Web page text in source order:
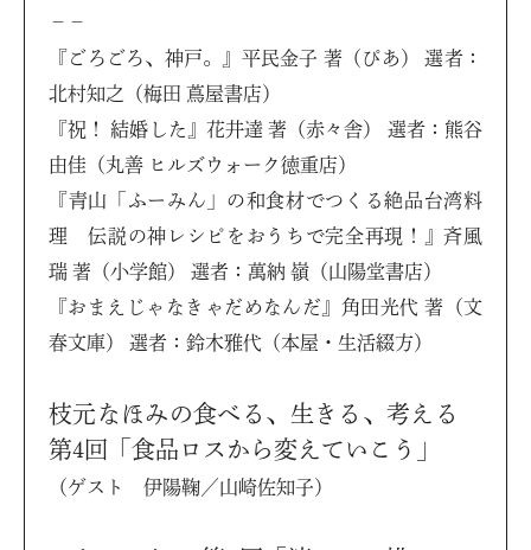
－－
『ごろごろ、神戸。』平民金子 著（ぴあ） 選者：
北村知之（梅田 蔦屋書店）
『祝！ 結婚した』花井達 著（赤々舎） 選者：熊谷
由佳（丸善 ヒルズウォーク徳重店）
『青山「ふーみん」の和食材でつくる絶品台湾料
理 伝説の神レシピをおうちで完全再現！』斉風
瑞 著（小学館） 選者：萬納 嶺（山陽堂書店）
『おまえじゃなきゃだめなんだ』角田光代 著（文
春文庫） 選者：鈴木雅代（本屋・生活綴方）
枝元なほみの食べる、生きる、考える
第4回「食品ロスから変えていこう」
（ゲスト 伊陽鞠／山崎佐知子）